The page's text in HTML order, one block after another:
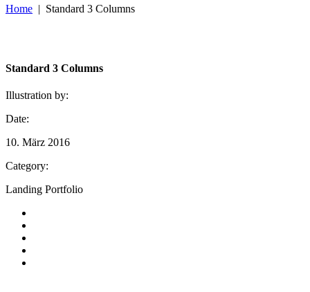
Home | Standard 3 Columns
Standard 3 Columns
Illustration by:
Date:
10. März 2016
Category:
Landing Portfolio